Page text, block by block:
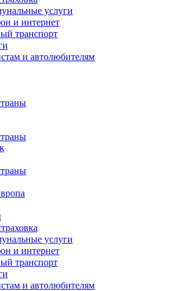
услуги
и интернет
транспорт
и автолюбителям
услуги
и интернет
транспорт
и автолюбителям